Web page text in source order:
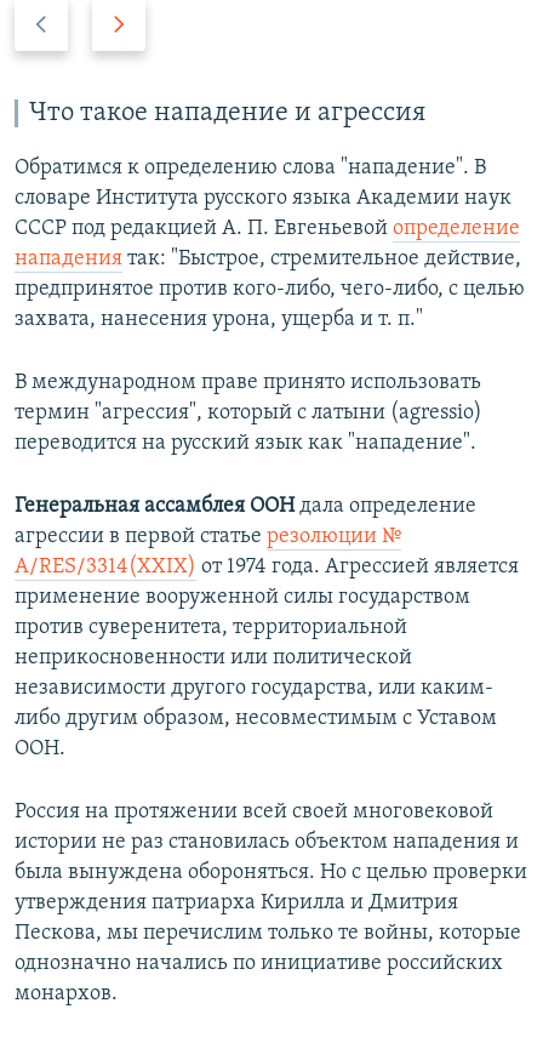
д
ы
д
у
щ
и
й
с
а
й
д
д
ю
щ
и
й
с
л
й
д
Что такое нападение и агрессия
Обратимся к определению слова "нападение". В
словаре Института русского языка Академии наук
СССР под редакцией А. П. Евгеньевой определение
нападения так: "Быстрое, стремительное действие,
предпринятое против кого-либо, чего-либо, с целью
захвата, нанесения урона, ущерба и т. п."
В международном праве принято использовать
термин "агрессия", который с латыни (agressio)
переводится на русский язык как "нападение".
Генеральная ассамблея ООНдала определение
агрессии в первой статье резолюции №
A/RES/3314(XXIX) от 1974 года. Агрессией является
применение вооруженной силы государством
против суверенитета, территориальной
неприкосновенности или политической
независимости другого государства, или каким-
либо другим образом, несовместимым с Уставом
ООН.
Россия на протяжении всей своей многовековой
истории не раз становилась объектом нападения и
была вынуждена обороняться. Но с целью проверки
утверждения патриарха Кирилла и Дмитрия
Пескова, мы перечислим только те войны, которые
однозначно начались по инициативе российских
монархов.